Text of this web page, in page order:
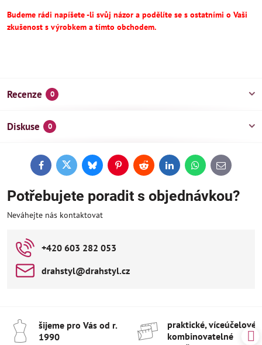
Budeme rádi napíšete -li svůj názor a podělíte se s ostatními o Vaši
zkušenost s výrobkem a tímto obchodem.
Recenze 0
Diskuse 0
FacebookTwitterBlueskyPinterestReddit LinkedInWhatsApp
E-
mail
Potřebujete poradit s objednávkou?
Neváhejte nás kontaktovat
+420 603 282 053
drahstyl​@drahstyl​.cz
šijeme pro Vás od r​.
1990
praktické, víceúčelové
kombinovatelné